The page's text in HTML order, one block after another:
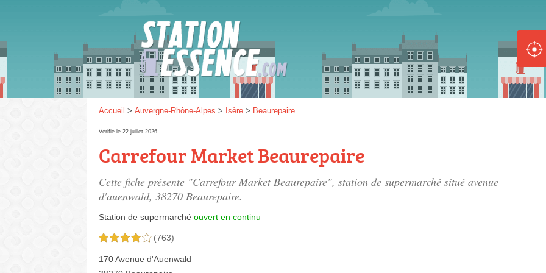
Accueil > Auvergne-Rhône-Alpes > Isère > Beaurepaire
Vérifié le 22 juillet 2026
Carrefour Market Beaurepaire
Cette fiche présente "Carrefour Market Beaurepaire", station de supermarché situé avenue
d'auenwald, 38270 Beaurepaire.
Station de supermarché ouvert en continu
4,0 étoiles sur 5 (763)
170 Avenue d'Auenwald
Gazole :
Disponible Épuisé
SP 98 :
SP 95 :
Disponible Épuisé